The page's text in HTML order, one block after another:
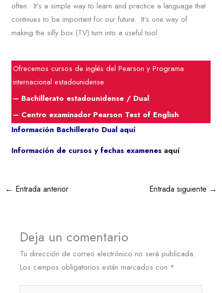
often. It’s a simple way to learn and practice a language that
continues to be important for our future. It’s one way of
making the silly box (TV) turn into a useful tool.
Ofrecemos cursos de inglés del Pearson y Programa
internacional estadounidense
– Bachillerato estadounidense / Dual
– Centro examinador Pearson Test of English
Información Bachillerato Dual aquí
Información de cursos y fechas examenesaquí
← Entrada anterior Entrada siguiente →
Deja un comentario
Tu dirección de correo electrónico no será publicada.
Los campos obligatorios están marcados con *